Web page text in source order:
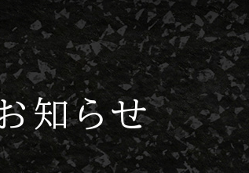
知らせ